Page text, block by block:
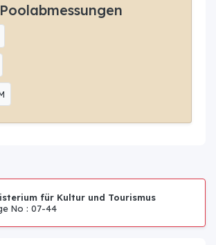
Poolabmessungen
für Kultur und Tourismus
No : 07-44